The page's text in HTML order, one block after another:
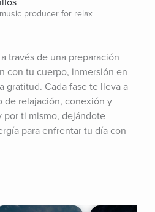
producer for relax
través de una preparación
con tu cuerpo, inmersión en
gratitud. Cada fase te lleva a
de relajación, conexión y
ti mismo, dejándote
para enfrentar tu día con